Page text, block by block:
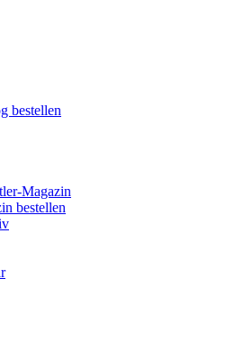
bestellen
Magazin
bestellen